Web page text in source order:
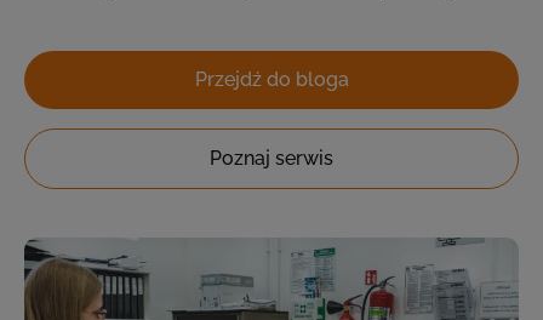
Przejdź do bloga
Poznaj serwis